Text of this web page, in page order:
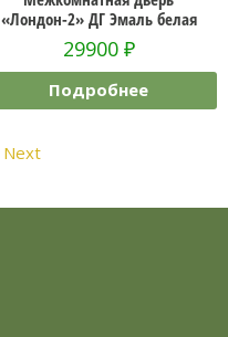
«Лондон-2» ДГ Эмаль белая
29900 ₽
Подробнее
Next